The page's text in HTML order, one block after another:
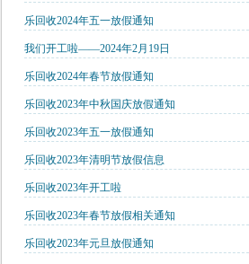
乐回收2024年五一放假通知
我们开工啦——2024年2月19日
乐回收2024年春节放假通知
乐回收2023年中秋国庆放假通知
乐回收2023年五一放假通知
乐回收2023年清明节放假信息
乐回收2023年开工啦
乐回收2023年春节放假相关通知
乐回收2023年元旦放假通知